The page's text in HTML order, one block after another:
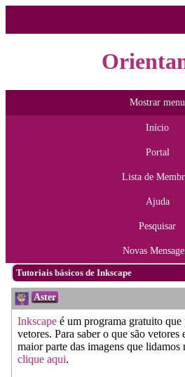
Mostrar menu
Início
Portal
Lista de
Ajuda
Pesquisar
Novas
Tutoriais básicos de Inkscape
Aster
Inkscape é um programa gratuito
vetores. Para saber o que são vetores
maior parte das imagens que lidamos
clique aqui.